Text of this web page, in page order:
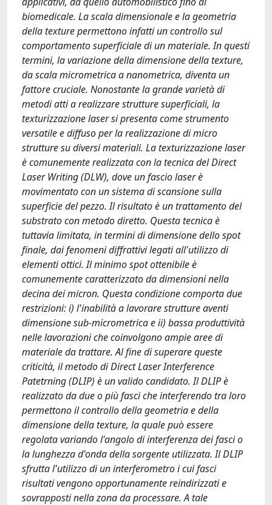
biomedicale. La scala dimensionale e la geometria
della texture permettono infatti un controllo sul
comportamento superficiale di un materiale. In questi
termini, la variazione della dimensione della texture,
da scala micrometrica a nanometrica, diventa un
fattore cruciale. Nonostante la grande varietà di
metodi atti a realizzare strutture superficiali, la
texturizzazione laser si presenta come strumento
versatile e diffuso per la realizzazione di micro
strutture su diversi materiali. La texturizzazione laser
è comunemente realizzata con la tecnica del Direct
Laser Writing (DLW), dove un fascio laser è
movimentato con un sistema di scansione sulla
superficie del pezzo. Il risultato è un trattamento del
substrato con metodo diretto. Questa tecnica è
tuttavia limitata, in termini di dimensione dello spot
finale, dai fenomeni diffrattivi legati all'utilizzo di
elementi ottici. Il minimo spot ottenibile è
comunemente caratterizzato da dimensioni nella
decina dei micron. Questa condizione comporta due
restrizioni: i) l'inabilità a lavorare strutture aventi
dimensione sub-micrometrica e ii) bassa produttività
nelle lavorazioni che coinvolgono ampie aree di
materiale da trattare. Al fine di superare queste
criticità, il metodo di Direct Laser Interference
Patetrning (DLIP) è un valido candidato. Il DLIP è
realizzato da due o più fasci che interferendo tra loro
permettono il controllo della geometria e della
dimensione della texture, la quale può essere
regolata variando l'angolo di interferenza dei fasci o
la lunghezza d'onda della sorgente utilizzata. Il DLIP
sfrutta l'utilizzo di un interferometro i cui fasci
risultati vengono opportunamente reindirizzati e
sovrapposti nella zona da processare. A tale